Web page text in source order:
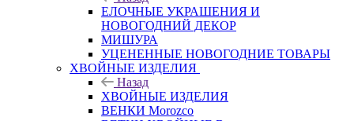
ЕЛОЧНЫЕ УКРАШЕНИЯ И
НОВОГОДНИЙ ДЕКОР
МИШУРА
УЦЕНЕННЫЕ НОВОГОДНИЕ ТОВАРЫ
ХВОЙНЫЕ ИЗДЕЛИЯ
Назад
ХВОЙНЫЕ ИЗДЕЛИЯ
ВЕНКИ Morozco